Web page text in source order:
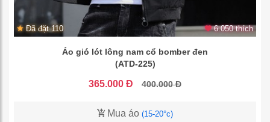
Đã đặt 110 6.050 thích
Áo gió lót lông nam cổ bomber đen
(ATD-225)
365.000 Đ 400.000 Đ
Mua áo (15-20°c)